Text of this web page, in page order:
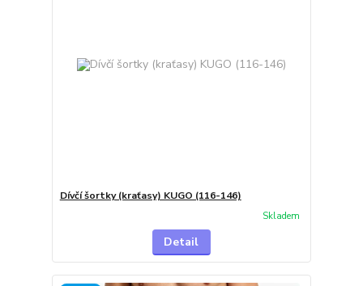
Dívčí šortky (kraťasy) KUGO (116-146)
Skladem
Detail